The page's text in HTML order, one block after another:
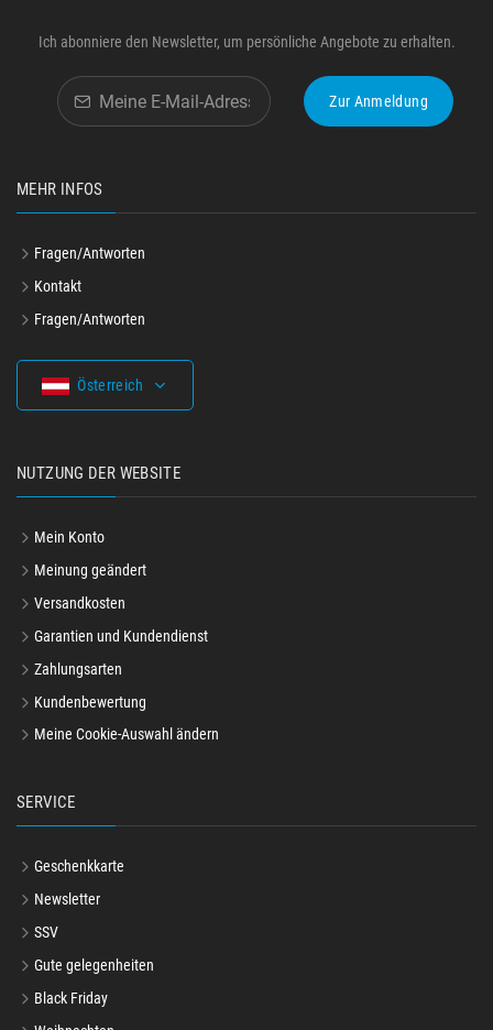
Ich abonniere den Newsletter, um persönliche Angebote zu erhalten.
Zur Anmeldung
MEHR INFOS
Fragen/Antworten
Kontakt
Fragen/Antworten
Österreich
NUTZUNG DER WEBSITE
Mein Konto
Meinung geändert
Versandkosten
Garantien und Kundendienst
Zahlungsarten
Kundenbewertung
Meine Cookie-Auswahl ändern
SERVICE
Geschenkkarte
Newsletter
SSV
Gute gelegenheiten
Black Friday